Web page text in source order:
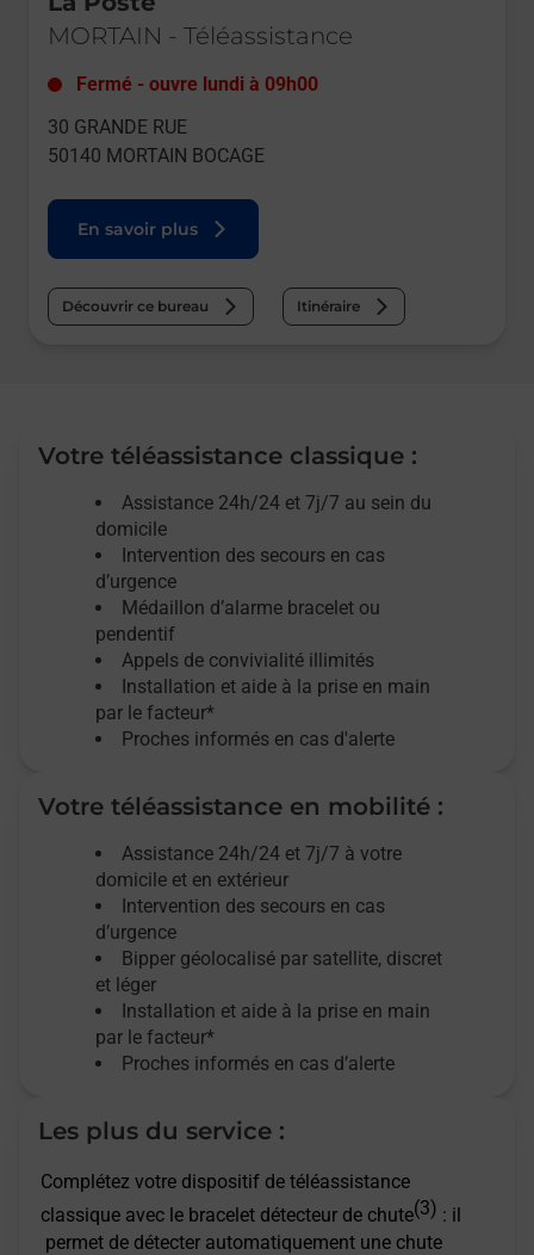
MORTAIN - Téléassistance
Fermé - ouvre lundi à 09h00
30 GRANDE RUE
50140 MORTAIN BOCAGE
En savoir plus
Découvrir ce bureau Itinéraire
Votre téléassistance classique :
Assistance 24h/24 et 7j/7 au sein du
domicile
Intervention des secours en cas
d’urgence
Médaillon d’alarme bracelet ou
pendentif
Appels de convivialité illimités
Installation et aide à la prise en main
par le facteur*
Proches informés en cas d'alerte
Votre téléassistance en mobilité :
Assistance 24h/24 et 7j/7 à votre
domicile et en extérieur
Intervention des secours en cas
d’urgence
Bipper géolocalisé par satellite, discret
et léger
Installation et aide à la prise en main
par le facteur*
Proches informés en cas d’alerte
Les plus du service :
Complétez votre dispositif de téléassistance
classique avec le bracelet détecteur de chute(3) : il
permet de détecter automatiquement une chute